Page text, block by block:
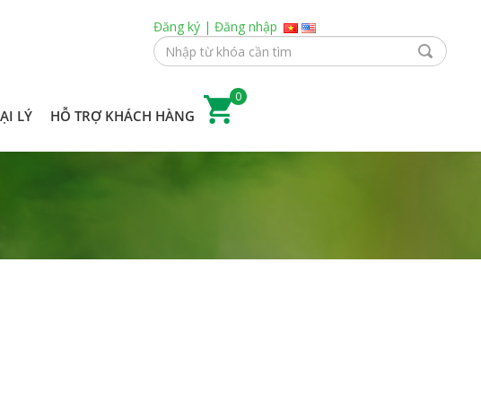
Đăng ký |Đăng nhập
LÝ HỖ TRỢ KHÁCH HÀNG
0